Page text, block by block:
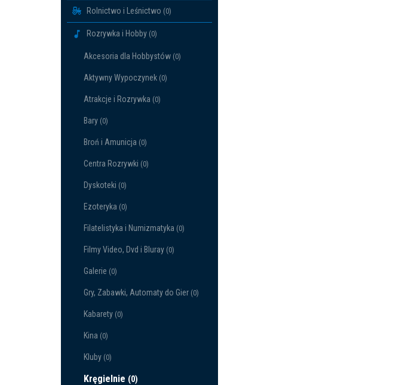
Rolnictwo i Leśnictwo (0)
Rozrywka i Hobby (0)
Akcesoria dla Hobbystów (0)
Aktywny Wypoczynek (0)
Atrakcje i Rozrywka (0)
Bary (0)
Broń i Amunicja (0)
Centra Rozrywki (0)
Dyskoteki (0)
Ezoteryka (0)
Filatelistyka i Numizmatyka (0)
Filmy Video, Dvd i Bluray (0)
Galerie (0)
Gry, Zabawki, Automaty do Gier (0)
Kabarety (0)
Kina (0)
Kluby (0)
Kręgielnie (0)